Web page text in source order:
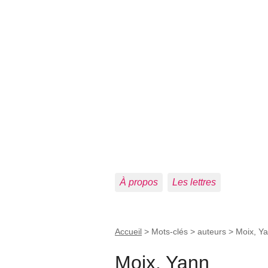
À propos Les lettres
Accueil > Mots-clés > auteurs > Moix,
Moix, Yann